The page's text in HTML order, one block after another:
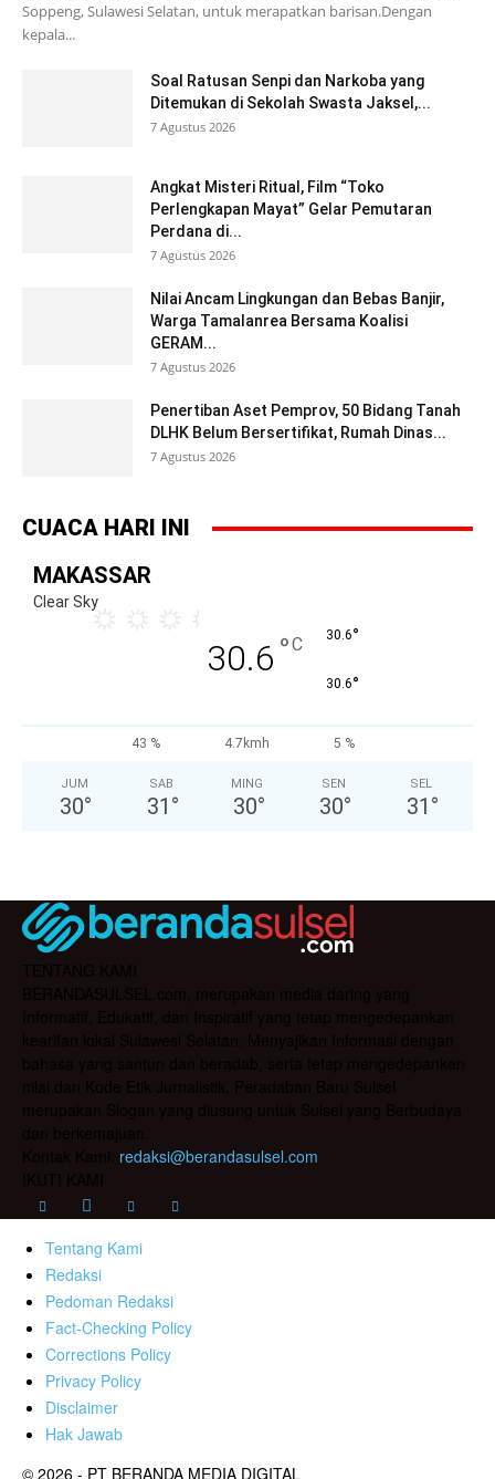
Soppeng, Sulawesi Selatan, untuk merapatkan barisan.Dengan
kepala...
Soal Ratusan Senpi dan Narkoba yang
Ditemukan di Sekolah Swasta Jaksel,...
7 Agustus 2026
Angkat Misteri Ritual, Film “Toko
Perlengkapan Mayat” Gelar Pemutaran
Perdana di...
7 Agustus 2026
Nilai Ancam Lingkungan dan Bebas Banjir,
Warga Tamalanrea Bersama Koalisi
GERAM...
7 Agustus 2026
Penertiban Aset Pemprov, 50 Bidang Tanah
DLHK Belum Bersertifikat, Rumah Dinas...
7 Agustus 2026
CUACA HARI INI
MAKASSAR
Clear Sky
30.6 °C 30.6°
30.6°
43 % 4.7kmh 5 %
JUM
30°
SAB
31 °
MING
30°
SEN
30°
SEL
31 °
redaksi@berandasulsel.com
Tentang Kami
Redaksi
Pedoman Redaksi
Fact-Checking Policy
Corrections Policy
Privacy Policy
Disclaimer
Hak Jawab
© 2026 - PT BERANDA MEDIA DIGITAL